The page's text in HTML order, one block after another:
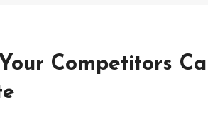
Competitors